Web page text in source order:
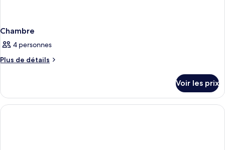
Chambre
4 personnes
Plus de détails
Plus
le
type
de
Voir les prix